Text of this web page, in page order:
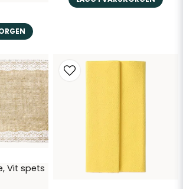
Vit spets